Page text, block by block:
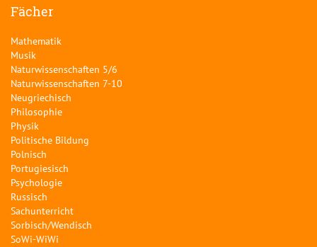
Fächer
Mathematik
Musik
Naturwissenschaften 5/6
Naturwissenschaften 7-10
Neugriechisch
Philosophie
Physik
Politische Bildung
Polnisch
Portugiesisch
Psychologie
Russisch
Sachunterricht
Sorbisch/Wendisch
SoWi-WiWi